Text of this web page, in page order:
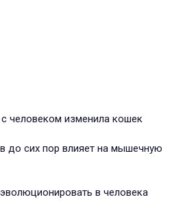
человеком изменила кошек
до сих пор влияет на мышечную
в человека